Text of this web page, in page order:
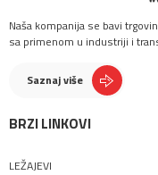
Naša kompanija se bavi
sa primenom u industriji i
Saznaj više
BRZI LINKOVI
LEŽAJEVI